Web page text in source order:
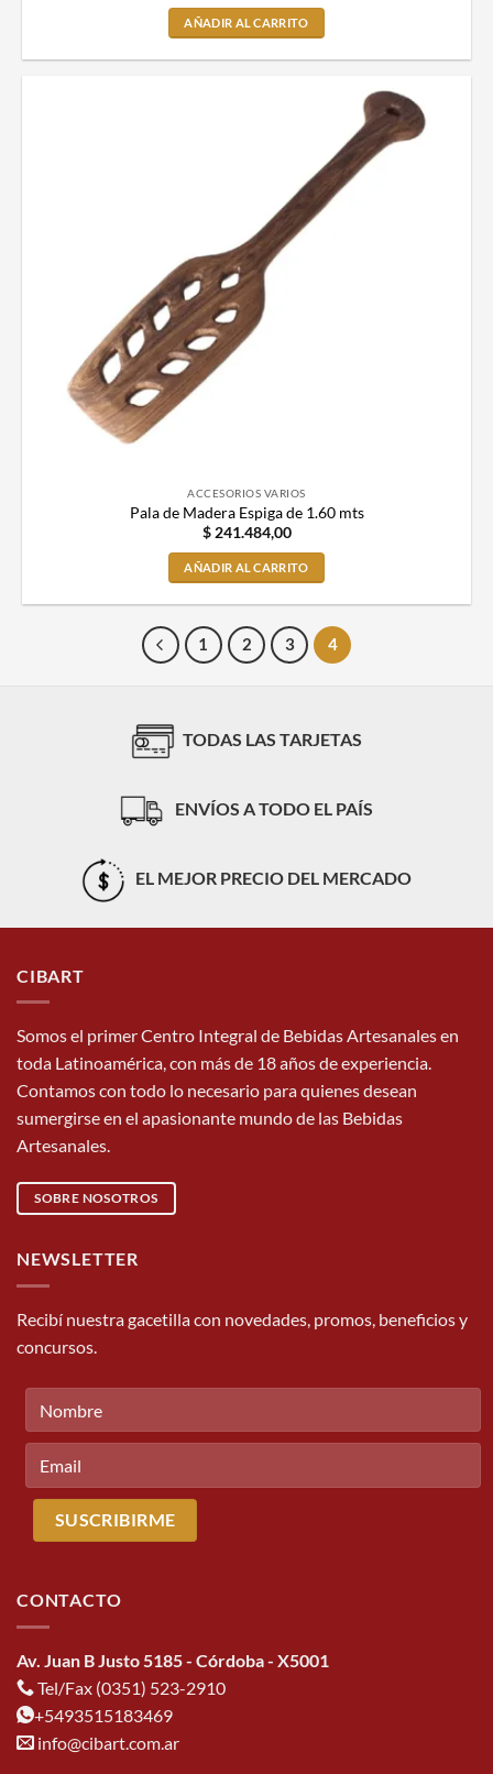
AÑADIR AL CARRITO
ACCESORIOS VARIOS
Pala de Madera Espiga de 1.60 mts
$241.484,00
AÑADIR AL CARRITO
1 2 3 4
TODAS LAS TARJETAS
ENVÍOS A TODO EL PAÍS
EL MEJOR PRECIO DEL MERCADO
CIBART
Somos el primer Centro Integral de Bebidas Artesanales en
toda Latinoamérica, con más de 18 años de experiencia.
Contamos con todo lo necesario para quienes desean
sumergirse en el apasionante mundo de las Bebidas
Artesanales.
SOBRE NOSOTROS
NEWSLETTER
Recibí nuestra gacetilla con novedades, promos, beneficios y
concursos.
CONTACTO
Av. Juan B Justo 5185 - Córdoba - X5001
Tel/Fax (0351) 523-2910
+5493515183469
info@cibart.com.ar